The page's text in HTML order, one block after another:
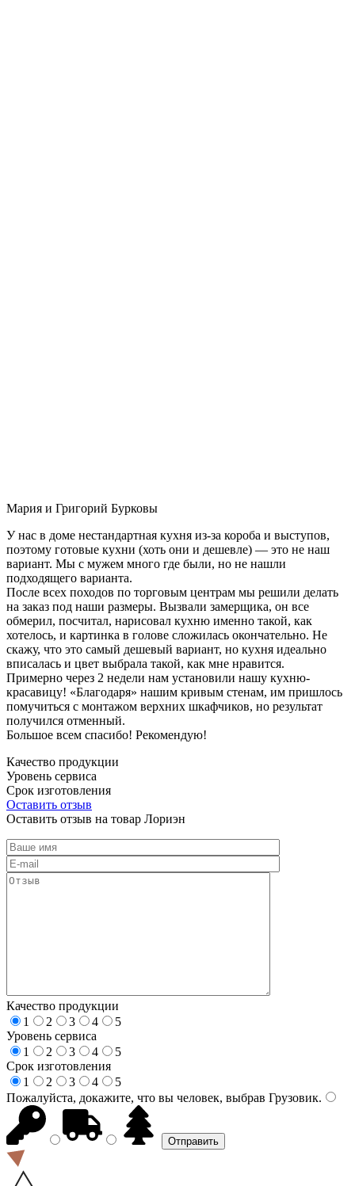
Мария и Григорий Бурковы
У нас в доме нестандартная кухня из-за короба и выступов,
поэтому готовые кухни (хоть они и дешевле) — это не наш
вариант. Мы с мужем много где были, но не нашли
подходящего варианта.
После всех походов по торговым центрам мы решили делать
на заказ под наши размеры. Вызвали замерщика, он все
обмерил, посчитал, нарисовал кухню именно такой, как
хотелось, и картинка в голове сложилась окончательно. Не
скажу, что это самый дешевый вариант, но кухня идеально
вписалась и цвет выбрала такой, как мне нравится.
Примерно через 2 недели нам установили нашу кухню-
красавицу! «Благодаря» нашим кривым стенам, им пришлось
помучиться с монтажом верхних шкафчиков, но результат
получился отменный.
Большое всем спасибо! Рекомендую!
Качество продукции
Уровень сервиса
Срок изготовления
Оставить отзыв
Оставить отзыв на товар Лориэн
Качество продукции
1
2 3 4
5
Уровень сервиса
1
2 3 4
5
Срок изготовления
1
2 3 4
5
Пожалуйста, докажите, что вы человек, выбрав Грузовик.